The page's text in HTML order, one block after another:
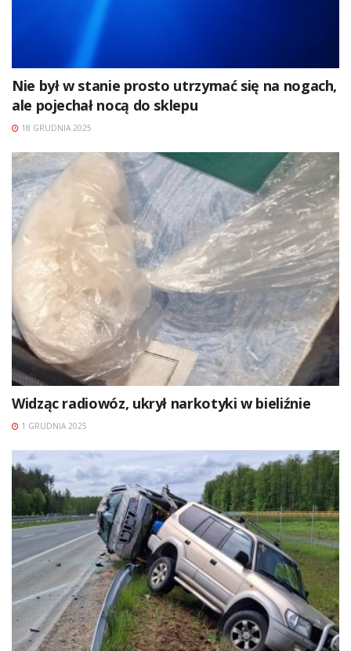
Nie był w stanie prosto utrzymać się na nogach,
ale pojechał nocą do sklepu
18 GRUDNIA 2025
Widząc radiowóz, ukrył narkotyki w bieliźnie
1 GRUDNIA 2025